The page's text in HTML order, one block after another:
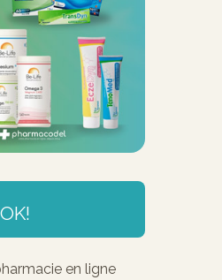
en ligne